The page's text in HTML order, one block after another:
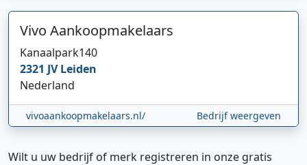
Vivo Aankoopmakelaars
Kanaalpark140
2321 JVLeiden
Nederland
vivoaankoopmakelaars.nl/ Bedrijf weergeven
Wilt u uw bedrijf of merk registreren in onze gratis